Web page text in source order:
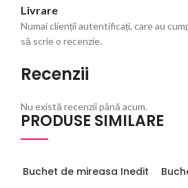
Livrare
Recenzii
Nu există recenzii până acum.
Numai clienții autentificați, care au
să scrie o recenzie.
PRODUSE SIMILARE
Buchet de mireasa Inedit